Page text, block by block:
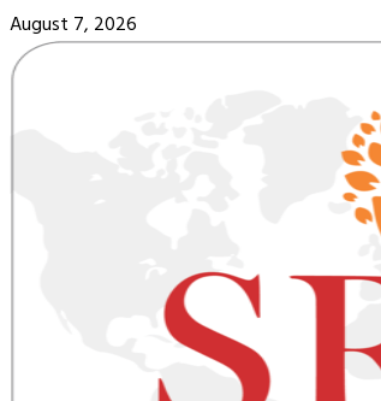
Skip
to
content
August 7, 2026